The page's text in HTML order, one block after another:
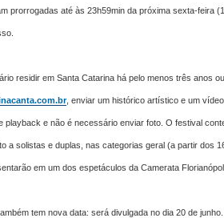
prorrogadas até às 23h59min da próxima sexta-feira
residir em Santa Catarina há pelo menos três anos
, enviar um histórico artístico e um
playback e não é necessário enviar foto. O festival
a solistas e duplas, nas categorias geral (a partir dos
em um dos espetáculos da Camerata
tem nova data: será divulgada no dia 20 de